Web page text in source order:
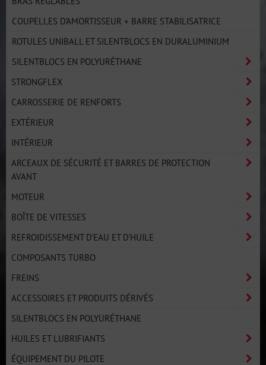
COUPELLES D'AMORTISSEUR + BARRE STABILISATRICE
ROTULES UNIBALL ET SILENTBLOCS EN DURALUMINIUM
SILENTBLOCS EN POLYURÉTHANE
STRONGFLEX
CARROSSERIE DE RENFORTS
EXTÉRIEUR
INTÉRIEUR
ARCEAUX DE SÉCURITÉ ET BARRES DE PROTECTION
AVANT
MOTEUR
BOÎTE DE VITESSES
REFROIDISSEMENT D'EAU ET D'HUILE
COMPOSANTS TURBO
FREINS
ACCESSOIRES ET PRODUITS DÉRIVÉS
SILENTBLOCS EN POLYURÉTHANE
HUILES ET LUBRIFIANTS
ÉQUIPEMENT DU PILOTE